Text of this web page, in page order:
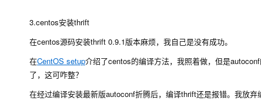
3.centos安装thrift
在centos源码安装thrift 0.9.1版本麻烦，我自己是没有成功。
在CentOS setup介绍了centos的编译方法，我照着做，但是
了，这可咋整？
在经过编译安装最新版autoconf折腾后，编译thrift还是报错。我放弃